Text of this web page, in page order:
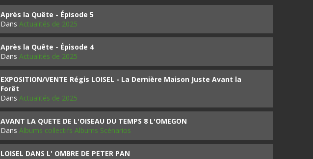
Après la Quête - Épisode 5
Dans Actualités de 2025
Après la Quête - Épisode 4
Dans Actualités de 2025
EXPOSITION/VENTE Régis LOISEL - La Dernière Maison Juste Avant la
Forêt
Dans Actualités de 2025
AVANT LA QUETE DE L'OISEAU DU TEMPS 8 L'OMEGON
Dans Albums collectifs Albums Scénarios
LOISEL DANS L' OMBRE DE PETER PAN